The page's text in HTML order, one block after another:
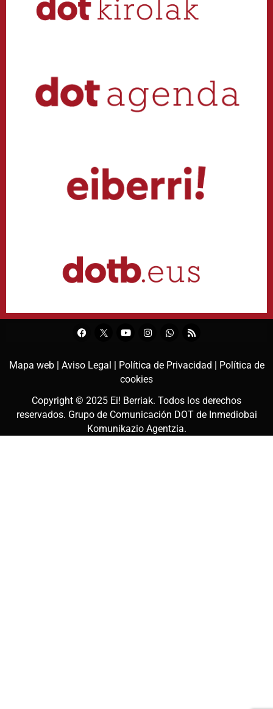
Mapa web | Aviso Legal | Política de Privacidad |
Política de
cookies
Copyright © 2025 Ei! Berriak. Todos los derechos
reservados. Grupo de Comunicación DOT de Inmediobai
Komunikazio Agentzia.